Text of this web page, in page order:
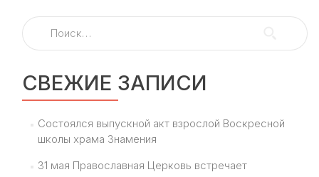
Найти:
СВЕЖИЕ ЗАПИСИ
Состоялся выпускной акт взрослой Воскресной
школы храма Знамения
31 мая Православная Церковь встречает